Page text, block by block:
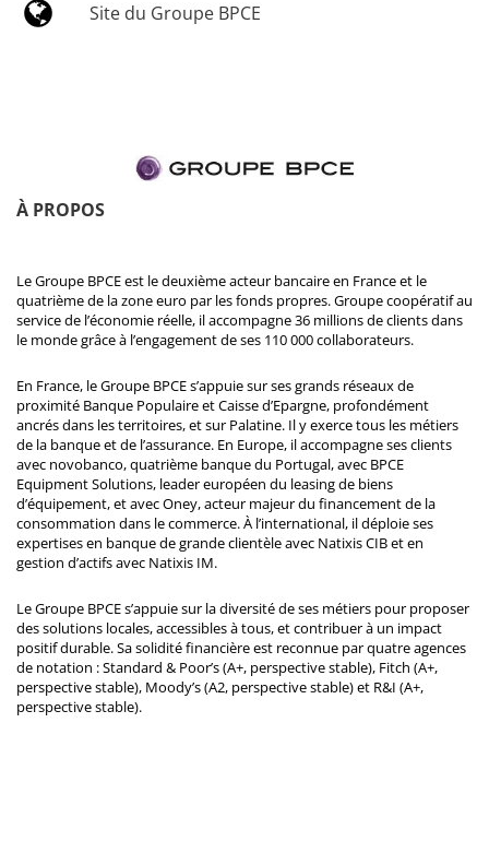
Site du Groupe BPCE
À PROPOS
Le Groupe BPCE est le deuxième acteur bancaire en France et le
quatrième de la zone euro par les fonds propres. Groupe coopératif au
service de l’économie réelle, il accompagne 36 millions de clients dans
le monde grâce à l’engagement de ses 110 000 collaborateurs.
En France, le Groupe BPCE s’appuie sur ses grands réseaux de
proximité Banque Populaire et Caisse d’Epargne, profondément
ancrés dans les territoires, et sur Palatine. Il y exerce tous les métiers
de la banque et de l’assurance. En Europe, il accompagne ses clients
avec novobanco, quatrième banque du Portugal, avec BPCE
Equipment Solutions, leader européen du leasing de biens
d’équipement, et avec Oney, acteur majeur du financement de la
consommation dans le commerce. À l’international, il déploie ses
expertises en banque de grande clientèle avec Natixis CIB et en
gestion d’actifs avec Natixis IM.
Le Groupe BPCE s’appuie sur la diversité de ses métiers pour proposer
des solutions locales, accessibles à tous, et contribuer à un impact
positif durable. Sa solidité financière est reconnue par quatre agences
de notation : Standard & Poor’s (A+, perspective stable), Fitch (A+,
perspective stable), Moody’s (A2, perspective stable) et R&I (A+,
perspective stable).